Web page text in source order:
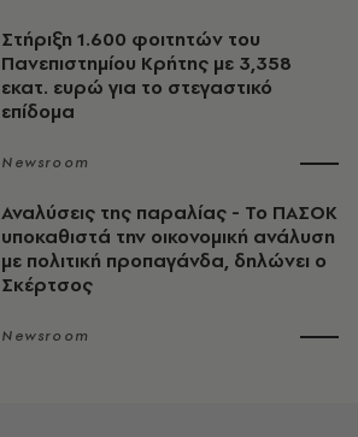
Στήριξη 1.600 φοιτητών του
Πανεπιστημίου Κρήτης με 3,358
εκατ. ευρώ για το στεγαστικό
επίδομα
Newsroom
Αναλύσεις της παραλίας - Το ΠΑΣΟΚ
υποκαθιστά την οικονομική ανάλυση
με πολιτική προπαγάνδα, δηλώνει ο
Σκέρτσος
Newsroom